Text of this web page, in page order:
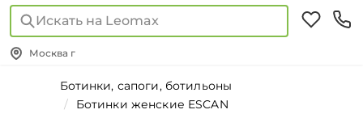
Искать на Leomax
Москва г
Ботинки, сапоги, ботильоны
Ботинки женские ESCAN